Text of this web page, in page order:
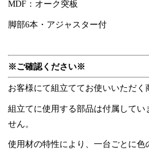
MDF：オーク突板
脚部6本・アジャスター付
※ご確認ください※
お客様にて組立ててお使いいただく
組立てに使用する部品は付属してい
せん。
使用材の特性により、一台ごとに色